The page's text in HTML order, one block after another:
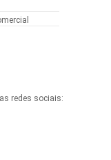
redes sociais: